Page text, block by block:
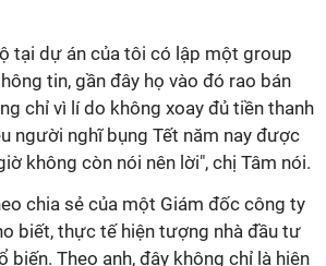
tại dự án của tôi có lập một group
tin, gần đây họ vào đó rao bán
chỉ vì lí do không xoay đủ tiền thanh
người nghĩ bụng Tết năm nay được
không còn nói nên lời", chị Tâm nói.
chia sẻ của một Giám đốc công ty
biết, thực tế hiện tượng nhà đầu tư
biến. Theo anh, đây không chỉ là hiện